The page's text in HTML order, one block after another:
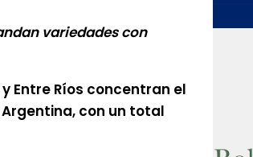
variedades con
Entre Ríos concentran el
con un total